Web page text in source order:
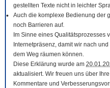
gestellten Texte nicht in leichter
Auch die komplexe Bedienung der
noch Barrieren auf.
Im Sinne eines Qualitätsprozesses
Internetpräsenz, damit wir nach
dem Weg räumen können.
Diese Erklärung wurde am
aktualisiert. Wir freuen uns über
Kommentare und